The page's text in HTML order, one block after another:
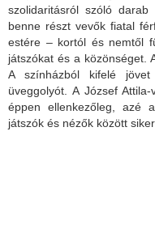
szolidaritásról szóló
benne részt vevők fiatal
estére – kortól és nemtől
játszókat és a közönséget.
A színházból kifelé
üveggolyót. A József
éppen ellenkezőleg, azé
játszók és nézők között